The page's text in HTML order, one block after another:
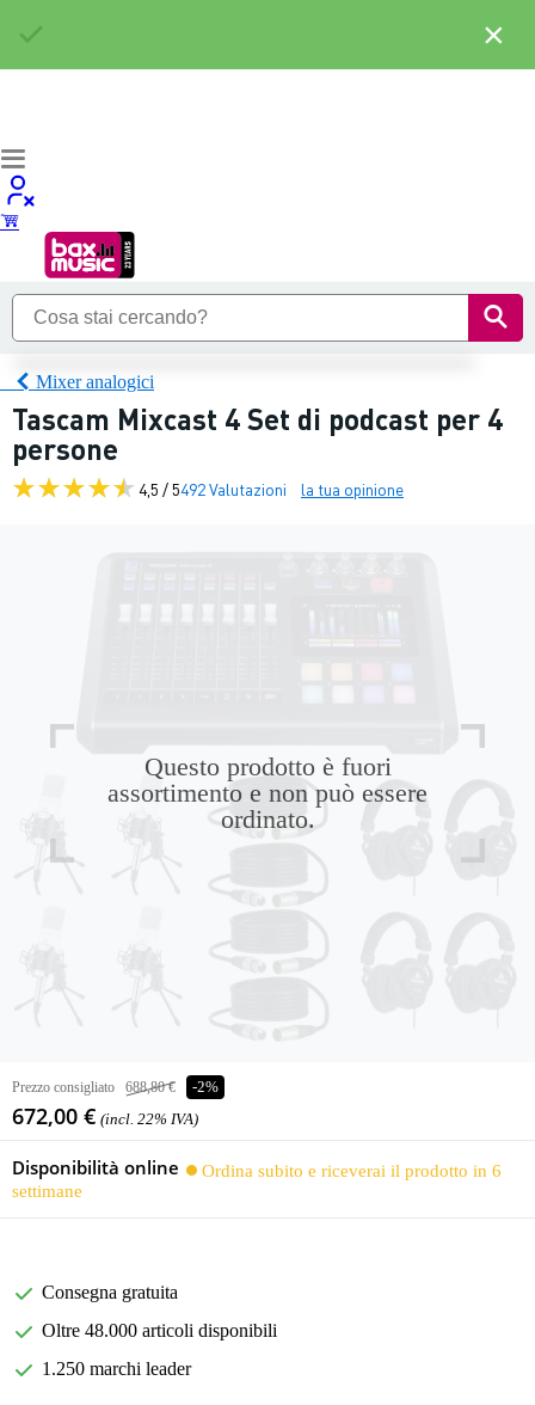
Mixer analogici
Tascam Mixcast 4 Set di podcast per 4
persone
4,5 / 5492 Valutazioni la tua opinione
Questo prodotto è fuori
assortimento e non può essere
ordinato.
Prezzo consigliato 688,80 € -2%
672,00 € (incl. 22% IVA)
Disponibilità online
Ordina subito e riceverai il prodotto in 6
settimane
Consegna gratuita
Oltre 48.000 articoli disponibili
1.250 marchi leader
×